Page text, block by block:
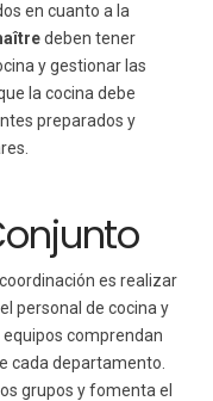
en cuanto a la
deben tener
y gestionar las
la cocina debe
preparados y
es realizar
personal de cocina y
equipos comprendan
cada departamento.
grupos y fomenta el